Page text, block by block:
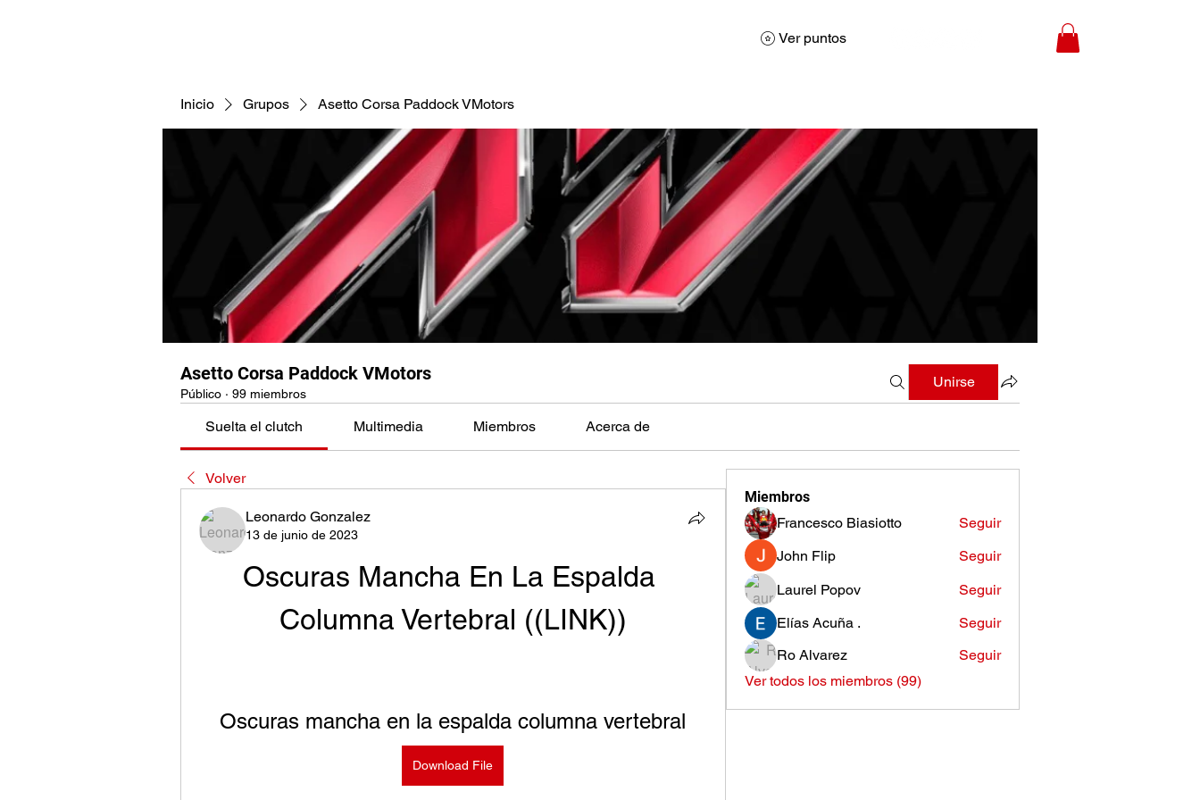
Ver puntos
Inicio Grupos Asetto Corsa Paddock VMotors
Asetto Corsa Paddock VMotors
Público · 99 miembros
Unirse
Suelta el clutch Multimedia Miembros Acerca de
Volver
Leonardo Gonzalez
13 de junio de 2023
Oscuras Mancha En La Espalda
Columna Vertebral ((LINK))
Oscuras mancha en la espalda columna vertebral
Download File
Miembros
Francesco Biasiotto
Seguir
John Flip
Seguir
Laurel Popov
Seguir
Elías Acuña .
Seguir
Ro Alvarez
Seguir
Ver todos los miembros (99)